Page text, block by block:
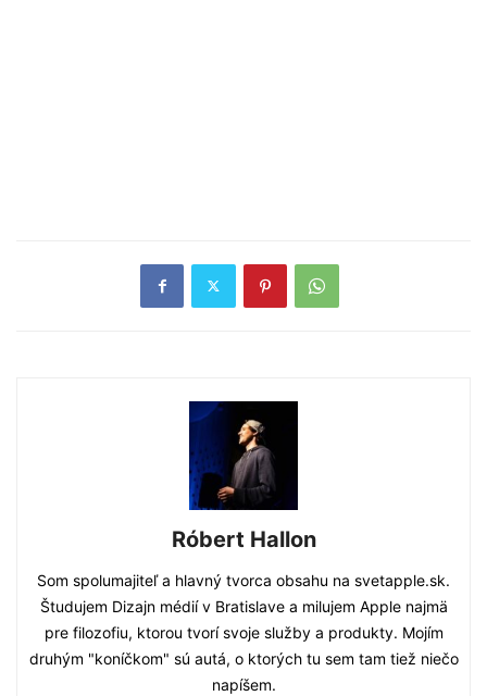
Róbert Hallon
Som spolumajiteľ a hlavný tvorca obsahu na svetapple.sk.
Študujem Dizajn médií v Bratislave a milujem Apple najmä
pre filozofiu, ktorou tvorí svoje služby a produkty. Mojím
druhým "koníčkom" sú autá, o ktorých tu sem tam tiež niečo
napíšem.